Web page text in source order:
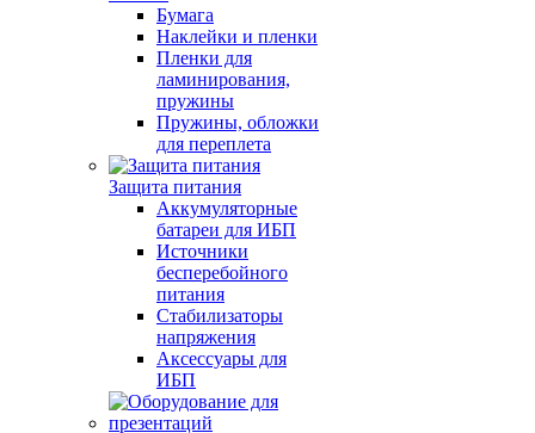
Бумага
Наклейки и пленки
Пленки для
ламинирования,
пружины
Пружины, обложки
для переплета
Защита питания
Аккумуляторные
батареи для ИБП
Источники
бесперебойного
питания
Стабилизаторы
напряжения
Аксессуары для
ИБП